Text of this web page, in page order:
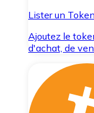
Lister un Token
Ajoutez le
d'achat, de